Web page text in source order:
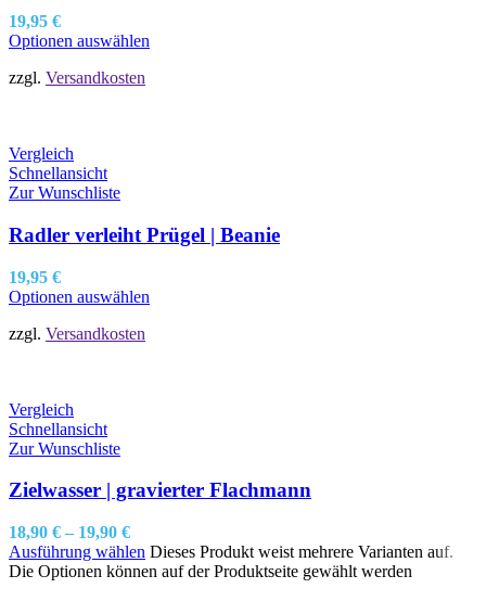
19,95 €
Optionen auswählen
zzgl. Versandkosten
Vergleich
Schnellansicht
Zur Wunschliste
Radler verleiht Prügel | Beanie
19,95 €
Optionen auswählen
zzgl. Versandkosten
Vergleich
Schnellansicht
Zur Wunschliste
Zielwasser | gravierter Flachmann
18,90 € – 19,90 €
Ausführung wählen Dieses Produkt weist mehrere Varianten auf.
Die Optionen können auf der Produktseite gewählt werden